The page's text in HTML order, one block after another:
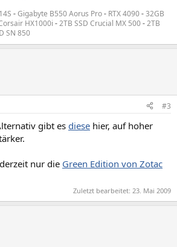
-Gigabyte B550 Aorus Pro- RTX 4090-32GB
HX1000i -2TB SSD Crucial MX 500-2TB
SN 850
#3
gibt es diese hier, auf hoher
nur die Green Edition von Zotac
Zuletzt bearbeitet: 23. Mai 2009